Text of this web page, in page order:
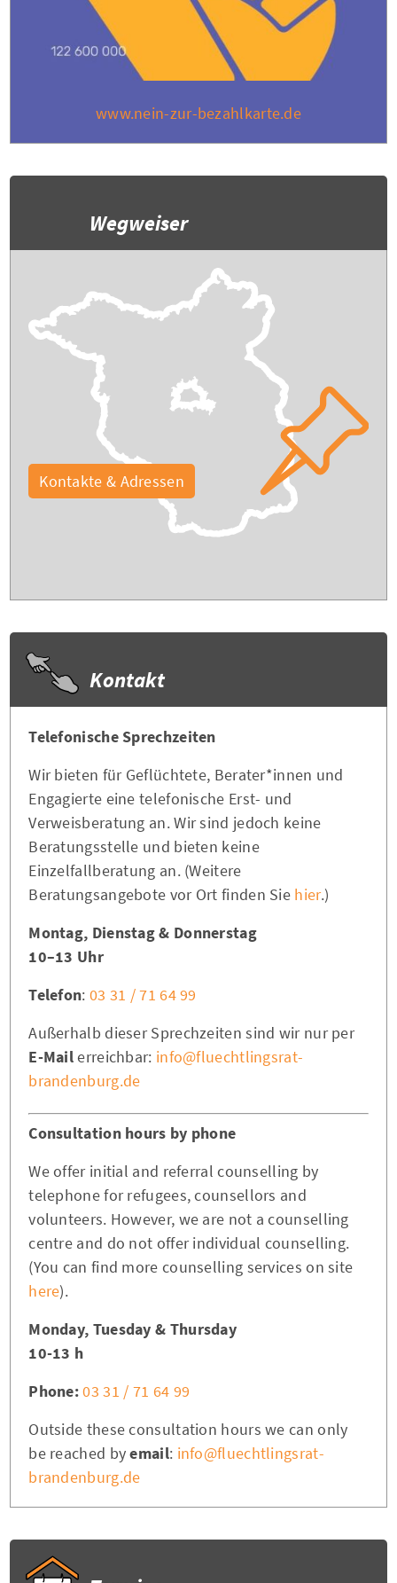
www.nein-zur-bezahlkarte.de
Wegweiser
Kontakte & Adressen
Kontakt
Telefonische Sprechzeiten
Wir bieten für Geflüchtete, Berater*innen und
Engagierte eine telefonische Erst- und
Verweisberatung an. Wir sind jedoch keine
Beratungsstelle und bieten keine
Einzelfallberatung an. (Weitere
Beratungsangebote vor Ort finden Sie hier.)
Montag, Dienstag & Donnerstag
10–13 Uhr
Telefon: 03 31 / 71 64 99
Außerhalb dieser Sprechzeiten sind wir nur per
E-Mailerreichbar: info@fluechtlingsrat-
brandenburg.de
Consultation hours by phone
We offer initial and referral counselling by
telephone for refugees, counsellors and
volunteers. However, we are not a counselling
centre and do not offer individual counselling.
(You can find more counselling services on site
here).
Monday, Tuesday & Thursday
10-13 h
Phone:03 31 / 71 64 99
Outside these consultation hours we can only
be reached byemail: info@fluechtlingsrat-
brandenburg.de